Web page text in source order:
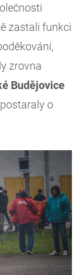
zastali funkci
zrovna
Budějovice
o